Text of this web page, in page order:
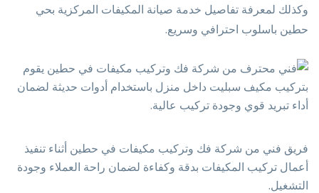
وكذلك لمعرفة تفاصيل خدمة صيانة المكيفات المركزية بحي
حطين باسلوب احترافي وسريع.
فريق فني من شركة فك وتركيب مكيفات في حطين أثناء تنفيذ
أعمال تركيب المكيفات بدقة وكفاءة لضمان راحة العملاء وجودة
التشغيل.